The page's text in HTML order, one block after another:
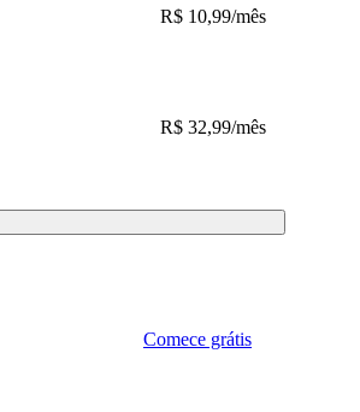
R$ 10,99/mês
R$ 32,99/mês
Comece grátis